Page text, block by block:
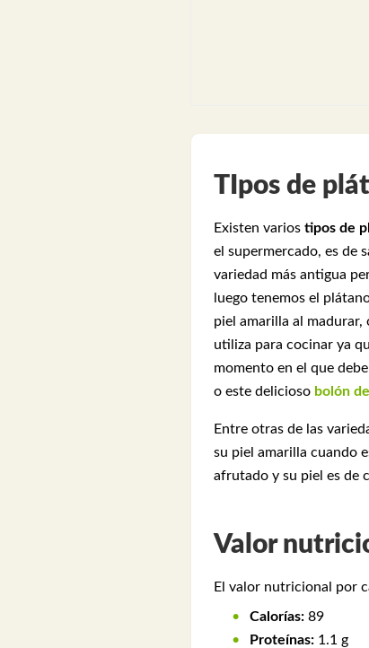
TIpos de
Existen varios tipos de
el supermercado, es de
variedad más antigua
luego tenemos el
piel amarilla al
utiliza para cocinar ya
momento en el que
o este delicioso bolón
Entre otras de las
su piel amarilla cuando
afrutado y su piel es de
Valor
El valor nutricional por
Calorías: 89
Proteínas: 1.1 g